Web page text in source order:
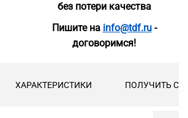
без потери качества
Пишите на info@tdf.ru-
договоримся!
ХАРАКТЕРИСТИКИ ПОЛУЧИТЬ